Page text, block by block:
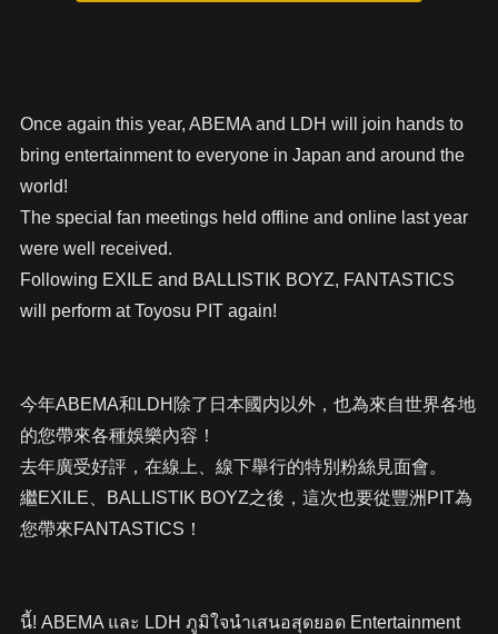
Once again this year, ABEMA and LDH will join hands to
bring entertainment to everyone in Japan and around the
world!
The special fan meetings held offline and online last year
were well received.
Following EXILE and BALLISTIK BOYZ, FANTASTICS
will perform at Toyosu PIT again!
今年ABEMA和LDH除了日本國内以外，也為來自世界各地
的您帶來各種娛樂內容！
去年廣受好評，在線上、線下舉行的特別粉絲見面會。
繼EXILE、BALLISTIK BOYZ之後，這次也要從豐洲PIT為
您帶來FANTASTICS！
นี้! ABEMA และ LDH ภูมิใจนำเสนอสุดยอด Entertainment